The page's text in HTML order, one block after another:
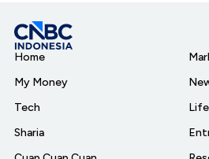
Home
My Money
Tech
Sharia